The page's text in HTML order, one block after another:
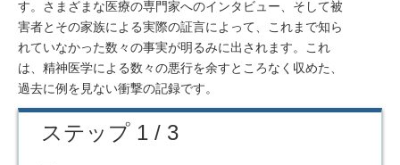
す。さまざまな医療の専門家へのインタビュー、そして被
害者とその家族による実際の証言によって、これまで知ら
れていなかった数々の事実が明るみに出されます。これ
は、精神医学による数々の悪行を余すところなく収めた、
過去に例を見ない衝撃の記録です。
ステップ 1 / 3